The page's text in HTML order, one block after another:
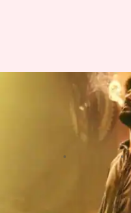
बॉक्स ऑफिस:
का शानदार
तक की कमाई
Jan 03, 2023